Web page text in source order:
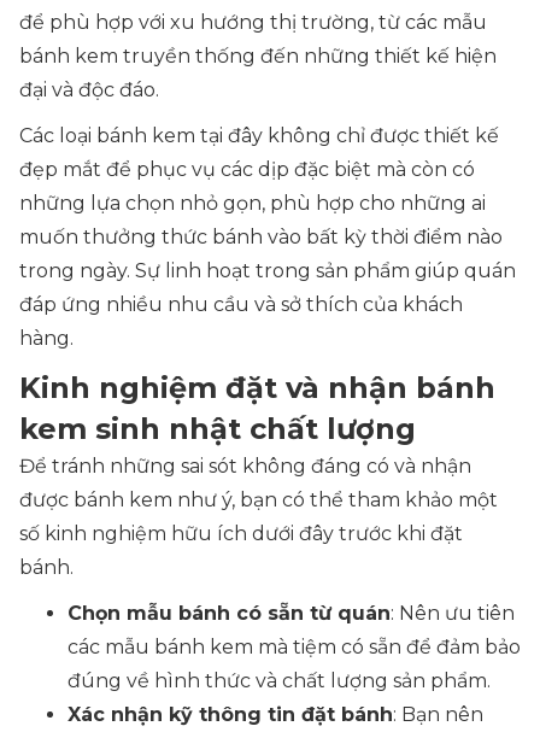
để phù hợp với xu hướng thị trường, từ các mẫu
bánh kem truyền thống đến những thiết kế hiện
đại và độc đáo.
Các loại bánh kem tại đây không chỉ được thiết kế
đẹp mắt để phục vụ các dịp đặc biệt mà còn có
những lựa chọn nhỏ gọn, phù hợp cho những ai
muốn thưởng thức bánh vào bất kỳ thời điểm nào
trong ngày. Sự linh hoạt trong sản phẩm giúp quán
đáp ứng nhiều nhu cầu và sở thích của khách
hàng.
Kinh nghiệm đặt và nhận bánh
kem sinh nhật chất lượng
Để tránh những sai sót không đáng có và nhận
được bánh kem như ý, bạn có thể tham khảo một
số kinh nghiệm hữu ích dưới đây trước khi đặt
bánh.
Chọn mẫu bánh có sẵn từ quán: Nên ưu tiên
các mẫu bánh kem mà tiệm có sẵn để đảm bảo
đúng về hình thức và chất lượng sản phẩm.
Xác nhận kỹ thông tin đặt bánh: Bạn nên